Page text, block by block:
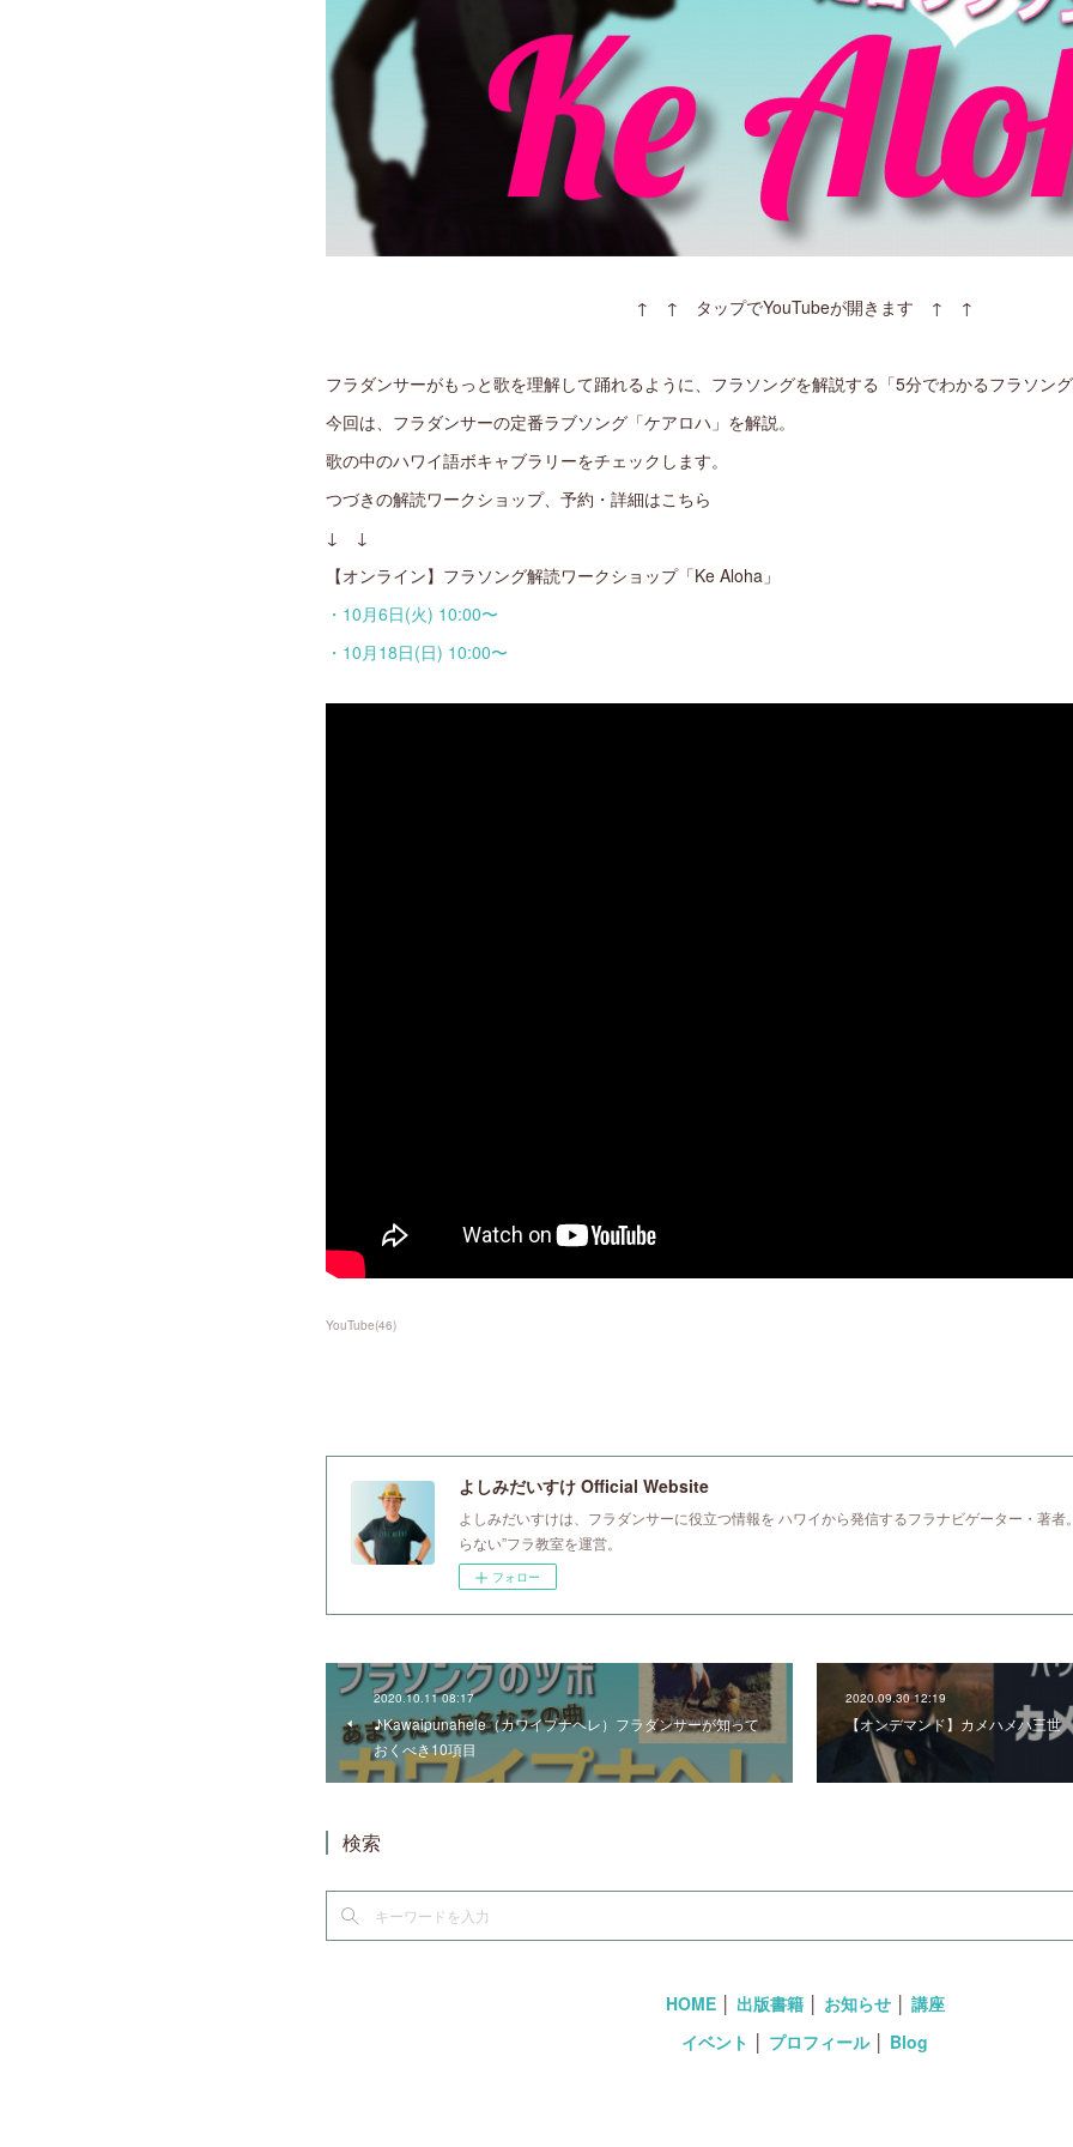
↑ ↑ タップでYouTubeが開きます ↑ ↑
フラダンサーがもっと歌を理解して踊れるように、フラソングを解説する「5分でわかるフラソング
今回は、フラダンサーの定番ラブソング「ケアロハ」を解説。
歌の中のハワイ語ボキャブラリーをチェックします。
つづきの解読ワークショップ、予約・詳細はこちら
↓ ↓
【オンライン】フラソング解読ワークショップ「Ke Aloha」
・10月6日(火) 10:00〜
・10月18日(日) 10:00〜
YouTube(46)
よしみだいすけ Official Website
よしみだいすけは、フラダンサーに役立つ情報を ハワイから発信するフラナビゲーター・著者
らない”フラ教室を運営。
フォロー
2020.10.11 08:17
♪Kawaipunahele（カワイプナヘレ）フラダンサーが知って
おくべき10項目
2020.09.30 12:19
【オンデマンド】カメハメハ三世
検索
HOME│ 出版書籍│ お知らせ│ 講座
イベント
プロフィール│ Blog